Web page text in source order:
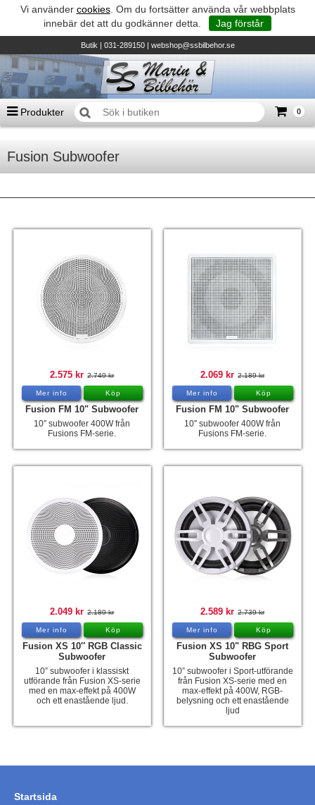
Vi använder cookies. Om du fortsätter använda vår webbplats
innebär det att du godkänner detta.
Jag förstår
Butik| 031-289150 | webshop@ssbilbehor.se
Produkter 0
Honda - Utombordare
HonWave - Gummibåtar
Honda - Elverk & Pumpar
Tohatsu - Utombordare
TK Trailer
Volvo Penta Servicedelar
Yanmar Servicedelar
Lowrance
Humminbird
Båttillbehör
Hummertina
Varta - Batterier
Victron - Batteriladdare
Kamasa Tools - Verktyg
Calix - Packline - Takboxar
Fusion Subwoofer
2.575 kr 2.749 kr
Mer info Köp
Fusion FM 10" Subwoofer
10″ subwoofer 400W från
Fusions FM-serie.
2.069 kr 2.189 kr
Mer info Köp
Fusion FM 10" Subwoofer
10″ subwoofer 400W från
Fusions FM-serie.
2.049 kr 2.189 kr
Mer info Köp
Fusion XS 10″ RGB Classic
Subwoofer
10” subwoofer i klassiskt
utförande från Fusion XS-serie
med en max-effekt på 400W
och ett enastående ljud.
2.589 kr 2.739 kr
Mer info Köp
Fusion XS 10" RBG Sport
Subwoofer
10” subwoofer i Sport-utförande
från Fusion XS-serie med en
max-effekt på 400W, RGB-
belysning och ett enastående
ljud
Startsida